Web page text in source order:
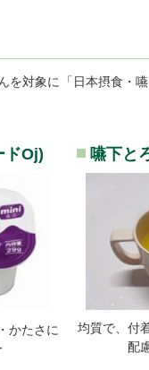
を対象に「日本摂食・
ドOj)
かたさに
嚥下と
均質で、付
配